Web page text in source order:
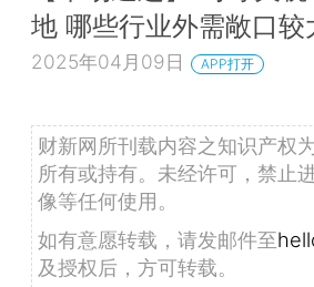
地 哪些行业外需敞口较
2025年04月09日 APP打开
财新网所刊载内容之知识产权
所有或持有。未经许可，禁止
像等任何使用。
如有意愿转载，请发邮件至
及授权后，方可转载。